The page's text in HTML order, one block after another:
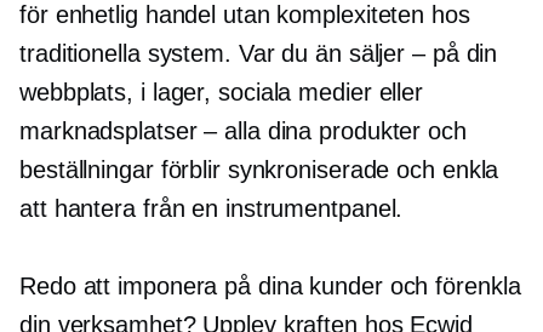
för enhetlig handel utan komplexiteten hos
traditionella system. Var du än säljer – på din
webbplats, i lager, sociala medier eller
marknadsplatser – alla dina produkter och
beställningar förblir synkroniserade och enkla
att hantera från en instrumentpanel.
Redo att imponera på dina kunder och förenkla
din verksamhet? Upplev kraften hos Ecwid